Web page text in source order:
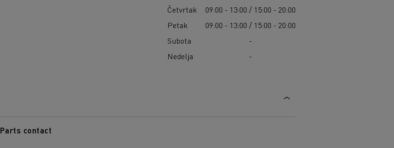
Četvrtak
09:00 - 13:00 / 15:00 - 20:00
Petak
09:00 - 13:00 / 15:00 - 20:00
Subota
-
Nedelja
-
Parts contact